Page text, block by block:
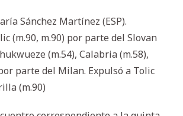
Sánchez Martínez (ESP).
(m.90, m.90) por parte del Slovan
(m.54), Calabria (m.58),
parte del Milan. Expulsó a Tolic
(m.90)